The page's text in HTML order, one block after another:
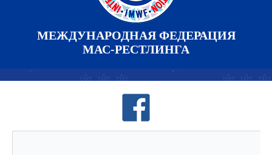
МЕЖДУНАРОДНАЯ ФЕДЕРАЦИЯ
МАС-РЕСТЛИНГА